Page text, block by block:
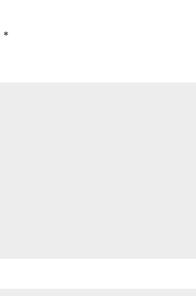
*